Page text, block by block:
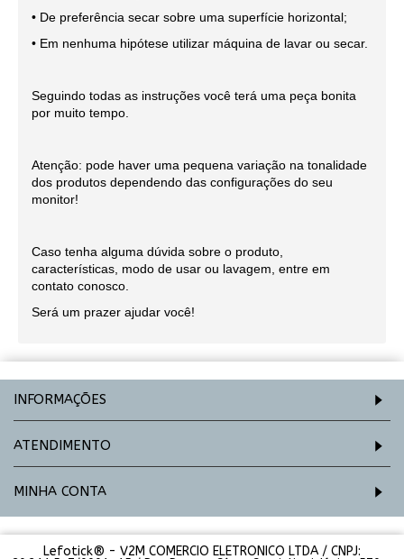
• De preferência secar sobre uma superfície horizontal;
• Em nenhuma hipótese utilizar máquina de lavar ou secar.
Seguindo todas as instruções você terá uma peça bonita
por muito tempo.
Atenção: pode haver uma pequena variação na tonalidade
dos produtos dependendo das configurações do seu
monitor!
Caso tenha alguma dúvida sobre o produto,
características, modo de usar ou lavagem, entre em
contato conosco.
Será um prazer ajudar você!
INFORMAÇÕES
ATENDIMENTO
MINHA CONTA
Lefotick® - V2M COMERCIO ELETRONICO LTDA / CNPJ: